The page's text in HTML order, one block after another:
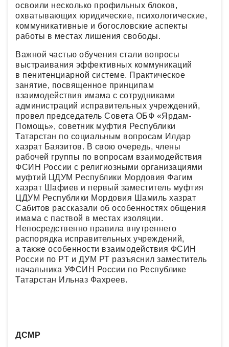
освоили несколько профильных блоков,
охватывающих юридические, психологические,
коммуникативные и богословские аспекты
работы в местах лишения свободы.
Важной частью обучения стали вопросы
выстраивания эффективных коммуникаций
в пенитенциарной системе. Практическое
занятие, посвященное принципам
взаимодействия имама с сотрудниками
администраций исправительных учреждений,
провел председатель Совета ОБФ «Ярдам-
Помощь», советник муфтия Республики
Татарстан по социальным вопросам Илдар
хазрат Баязитов. В свою очередь, члены
рабочей группы по вопросам взаимодействия
ФСИН России с религиозными организациями
муфтий ЦДУМ Республики Мордовия Фагим
хазрат Шафиев и первый заместитель муфтия
ЦДУМ Республики Мордовия Шамиль хазрат
Сабитов рассказали об особенностях общения
имама с паствой в местах изоляции.
Непосредственно правила внутреннего
распорядка исправительных учреждений,
а также особенности взаимодействия ФСИН
России по РТ и ДУМ РТ разъяснил заместитель
начальника УФСИН России по Республике
Татарстан Ильназ Фахреев.
ДСМР